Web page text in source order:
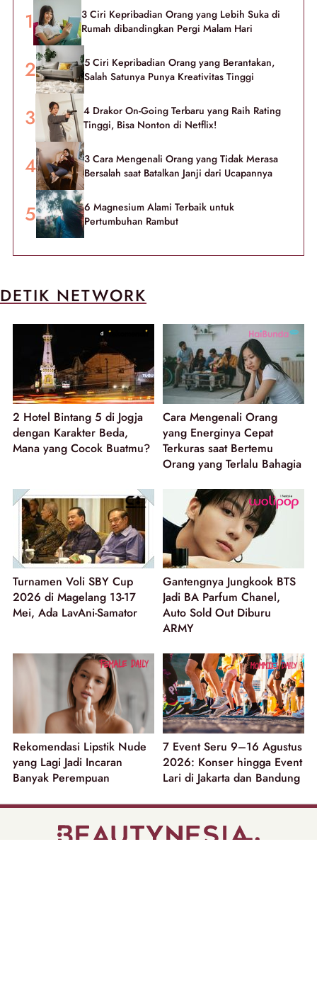
3 Ciri Kepribadian Orang yang Lebih Suka di
Rumah dibandingkan Pergi Malam Hari
5 Ciri Kepribadian Orang yang Berantakan,
Salah Satunya Punya Kreativitas Tinggi
4 Drakor On-Going Terbaru yang Raih Rating
Tinggi, Bisa Nonton di Netflix!
3 Cara Mengenali Orang yang Tidak Merasa
Bersalah saat Batalkan Janji dari Ucapannya
6 Magnesium Alami Terbaik untuk
Pertumbuhan Rambut
DETIK NETWORK
2 Hotel Bintang 5 di Jogja
dengan Karakter Beda,
Mana yang Cocok Buatmu?
Cara Mengenali Orang
yang Energinya Cepat
Terkuras saat Bertemu
Orang yang Terlalu Bahagia
Turnamen Voli SBY Cup
2026 di Magelang 13-17
Mei, Ada LavAni-Samator
Gantengnya Jungkook BTS
Jadi BA Parfum Chanel,
Auto Sold Out Diburu
ARMY
Rekomendasi Lipstik Nude
yang Lagi Jadi Incaran
Banyak Perempuan
7 Event Seru 9–16 Agustus
2026: Konser hingga Event
Lari di Jakarta dan Bandung